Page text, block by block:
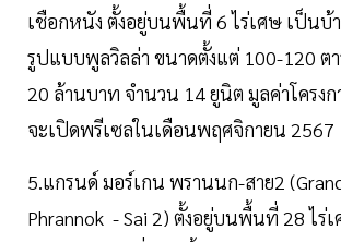
เชือกหนัง ตั้งอยู่บนพื้นที่ 6 ไร่เศษ เป็นบ้
รูปแบบพูลวิลล่า ขนาดตั้งแต่ 100-120 ตา
20 ล้านบาท จำนวน 14 ยูนิต มูลค่าโครง
จะเปิดพรีเซลในเดือนพฤศจิกายน 2567
5.แกรนด์ มอร์เกน พรานนก-สาย2
Phrannok - Sai 2) ตั้งอยู่บนพื้นที่ 28 ไร่